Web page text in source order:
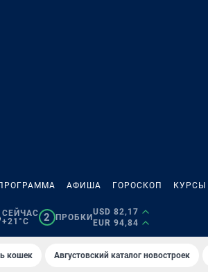
АФИША ГОРОСКОП КУРСЫ
СЕЙЧАС
+21°C
2 ПРОБКИ
USD 82,17
EUR 94,84
кошек Августовский каталог новостроек